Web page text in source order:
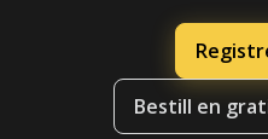
Bestill en